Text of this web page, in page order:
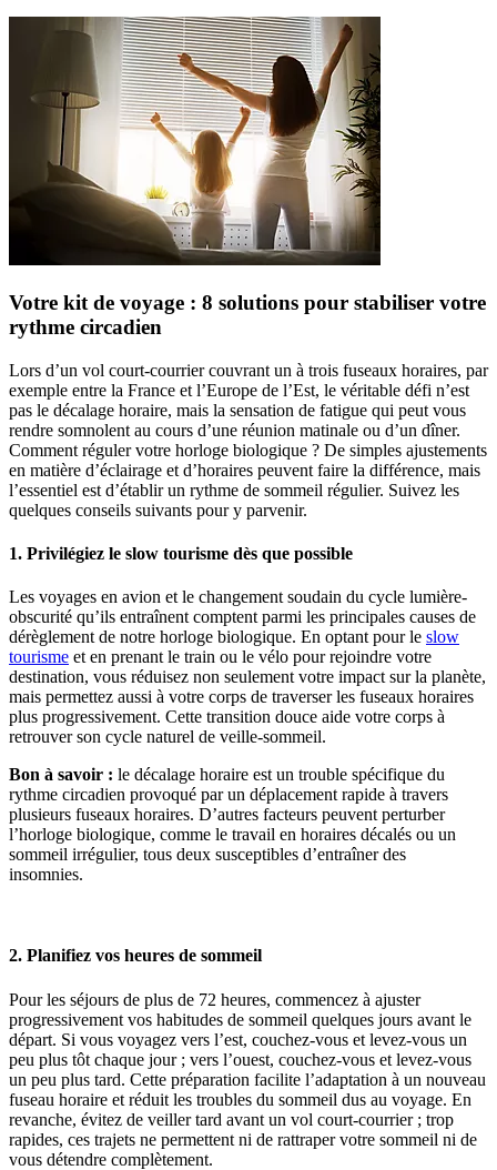
Votre kit de voyage : 8 solutions pour stabiliser votre
rythme circadien
Lors d’un vol court-courrier couvrant un à trois fuseaux horaires, par
exemple entre la France et l’Europe de l’Est, le véritable défi n’est
pas le décalage horaire, mais la sensation de fatigue qui peut vous
rendre somnolent au cours d’une réunion matinale ou d’un dîner.
Comment réguler votre horloge biologique ? De simples ajustements
en matière d’éclairage et d’horaires peuvent faire la différence, mais
l’essentiel est d’établir un rythme de sommeil régulier. Suivez les
quelques conseils suivants pour y parvenir.
1. Privilégiez le slow tourisme dès que possible
Les voyages en avion et le changement soudain du cycle lumière-
obscurité qu’ils entraînent comptent parmi les principales causes de
dérèglement de notre horloge biologique. En optant pour le slow
tourisme et en prenant le train ou le vélo pour rejoindre votre
destination, vous réduisez non seulement votre impact sur la planète,
mais permettez aussi à votre corps de traverser les fuseaux horaires
plus progressivement. Cette transition douce aide votre corps à
retrouver son cycle naturel de veille-sommeil.
Bon à savoir : le décalage horaire est un trouble spécifique du
rythme circadien provoqué par un déplacement rapide à travers
plusieurs fuseaux horaires. D’autres facteurs peuvent perturber
l’horloge biologique, comme le travail en horaires décalés ou un
sommeil irrégulier, tous deux susceptibles d’entraîner des
insomnies.
2. Planifiez vos heures de sommeil
Pour les séjours de plus de 72 heures, commencez à ajuster
progressivement vos habitudes de sommeil quelques jours avant le
départ. Si vous voyagez vers l’est, couchez-vous et levez-vous un
peu plus tôt chaque jour ; vers l’ouest, couchez-vous et levez-vous
un peu plus tard. Cette préparation facilite l’adaptation à un nouveau
fuseau horaire et réduit les troubles du sommeil dus au voyage. En
revanche, évitez de veiller tard avant un vol court-courrier ; trop
rapides, ces trajets ne permettent ni de rattraper votre sommeil ni de
vous détendre complètement.